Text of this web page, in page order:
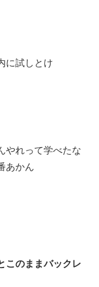
に試しとけ
やれって学べたな
あかん
このままバックレ